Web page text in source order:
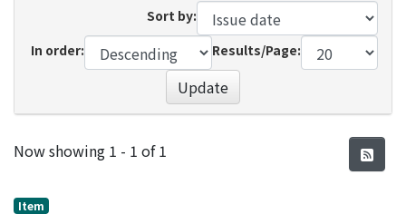
Sort by:
In order:
Results/Page:
Update
Recent Submissions
Now showing 1 - 1 of 1
Item